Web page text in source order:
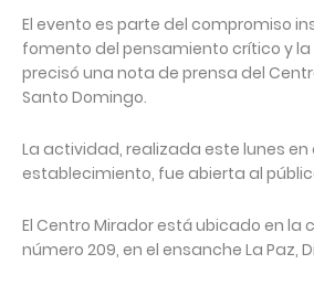
El evento es parte del compromiso
fomento del pensamiento crítico y
precisó una nota de prensa del
Santo Domingo.
La actividad, realizada este lunes en
establecimiento, fue abierta al
El Centro Mirador está ubicado en la
número 209, en el ensanche La Paz,